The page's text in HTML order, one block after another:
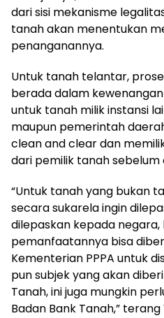
dari sisi mekanisme
tanah akan menentukan
penanganannya.
Untuk tanah telantar,
berada dalam
untuk tanah milik instansi
maupun pemerintah
clean and clear dan
dari pemilik tanah
“Untuk tanah yang bukan
secara sukarela ingin
dilepaskan kepada negara,
pemanfaatannya bisa
Kementerian PPPA untuk
pun subjek yang akan
Tanah, ini juga mungkin
Badan Bank Tanah,”